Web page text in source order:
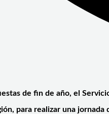
de fin de año, el
para realizar una